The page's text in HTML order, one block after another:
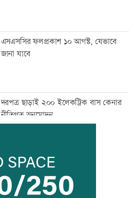
এসএসসির ফলপ্রকাশ ১০ আগস্ট, যেভাবে
জানা যাবে
দরপত্র ছাড়াই ২০০ ইলেকট্রিক বাস কেনার
নীতিগত অনুমোদন
তনু হত্যার আসামি সাবেক সেনাসদস্য
হাফিজুরকে আত্মসমর্পণের নির্দেশ